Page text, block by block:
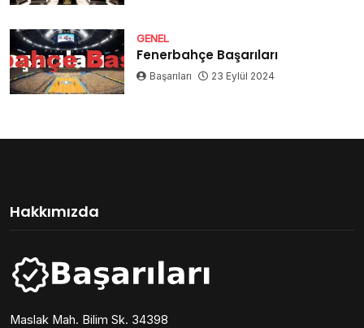
GENEL
Fenerbahçe Başarıları
Başarıları 23 Eylül 2024
Hakkımızda
Maslak Mah. Bilim Sk. 34398